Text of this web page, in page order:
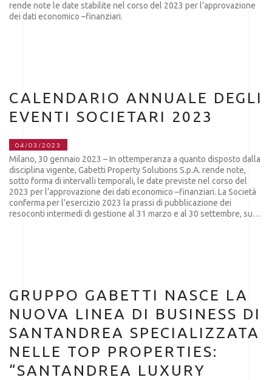
rende note le date stabilite nel corso del 2023 per l’approvazione
dei dati economico –finanziari.
CALENDARIO ANNUALE DEGLI
EVENTI SOCIETARI 2023
04/03/2023
Milano, 30 gennaio 2023 – In ottemperanza a quanto disposto dalla
disciplina vigente, Gabetti Property Solutions S.p.A. rende note,
sotto forma di intervalli temporali, le date previste nel corso del
2023 per l’approvazione dei dati economico –finanziari. La Società
conferma per l’esercizio 2023 la prassi di pubblicazione dei
resoconti intermedi di gestione al 31 marzo e al 30 settembre, su…
GRUPPO GABETTI NASCE LA
NUOVA LINEA DI BUSINESS DI
SANTANDREA SPECIALIZZATA
NELLE TOP PROPERTIES:
“SANTANDREA LUXURY